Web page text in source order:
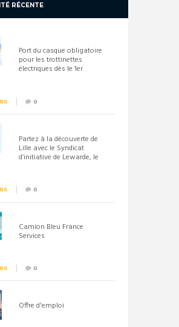
RÉCENTE
Port du casque obligatoire
pour les trottinettes
électriques dès le 1er
0
Partez à la découverte de
Lille avec le Syndicat
d’initiative de Lewarde, le
0
Camion Bleu France
Services
0
Offre d'emploi